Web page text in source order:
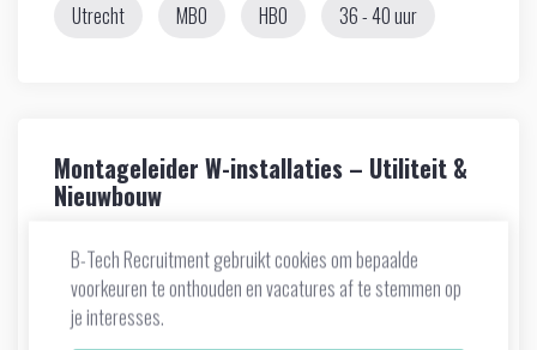
Utrecht MBO HBO 36 - 40 uur
Montageleider W-installaties – Utiliteit &
Nieuwbouw
montageploeg op locatie en coördineert de dagelijkse
werkzaamheden. Voortgang en kwaliteit: Je bewaakt de
voortgang,...
B-Tech Recruitment gebruikt cookies om bepaalde
voorkeuren te onthouden en vacatures af te stemmen op
je interesses.